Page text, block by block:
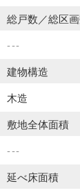
総戸数／総区
---
建物構造
木造
敷地全体面積
---
延べ床面積